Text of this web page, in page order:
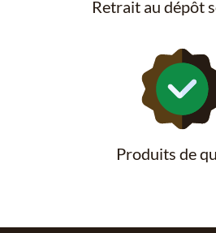
Retrait au dépôt
Produits de